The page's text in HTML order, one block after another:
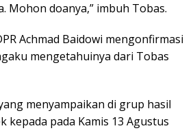
Mohon doanya,” imbuh Tobas.
Achmad Baidowi mengonfirmasi
mengetahuinya dari Tobas
menyampaikan di grup hasil
kepada pada Kamis 13 Agustus